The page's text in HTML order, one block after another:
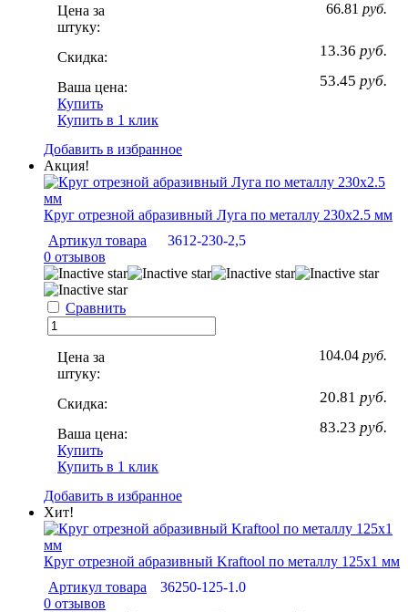
Цена за
штуку:
66.81 руб.
Скидка: 13.36 руб.
Ваша цена: 53.45 руб.
Купить
Купить в 1 клик
Добавить в избранное
Акция!
Круг отрезной абразивный Луга по металлу 230х2.5 мм
Артикул товара
3612-230-2,5
0 отзывов
Сравнить
Цена за
штуку:
104.04 руб.
Скидка: 20.81 руб.
Ваша цена: 83.23 руб.
Купить
Купить в 1 клик
Добавить в избранное
Хит!
Круг отрезной абразивный Kraftool по металлу 125x1 мм
Артикул товара
36250-125-1.0
0 отзывов